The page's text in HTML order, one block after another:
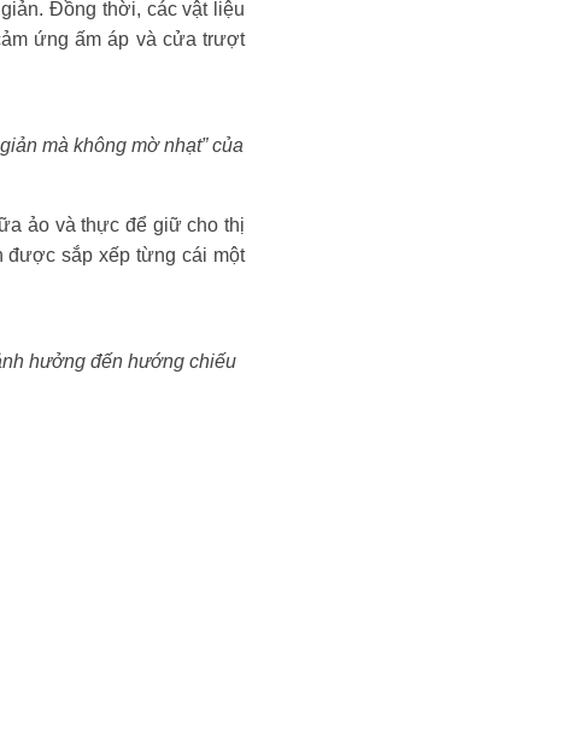
Đồng thời, các vật liệu
ứng ấm áp và cửa trượt
mà không mờ nhạt” của
ảo và thực để giữ cho thị
được sắp xếp từng cái một
hưởng đến hướng chiếu